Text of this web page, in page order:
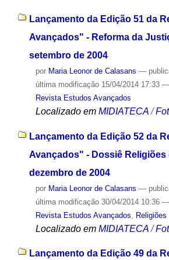
Lançamento da Edição 51 da
Avançados" - Reforma da
setembro de 2004
por Maria Leonor de Calasans —
última modificação15/04/2014 17:33 —
Revista Estudos Avançados
Localizado em MIDIATECA /
Lançamento da Edição 52 da
Avançados" - Dossiê Religiões
dezembro de 2004
por Maria Leonor de Calasans —
última modificação30/04/2014 10:36 —
Revista Estudos Avançados
Religiões
Localizado em MIDIATECA /
Lançamento da Edição 49 da